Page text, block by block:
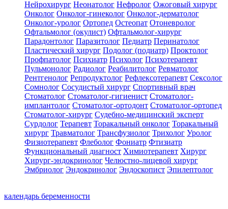
Нейрохирург Неонатолог Нефролог Ожоговый хирург
Онколог Онколог-гинеколог Онколог-дерматолог
Онколог-уролог Ортопед Остеопат Отоневролог
Офтальмолог (окулист) Офтальмолог-хирург
Парадонтолог Паразитолог Педиатр Перинатолог
Пластический хирург Подолог (подиатр) Проктолог
Профпатолог Психиатр Психолог Психотерапевт
Пульмонолог Радиолог Реабилитолог Ревматолог
Рентгенолог Репродуктолог Рефлексотерапевт Сексолог
Сомнолог Сосудистый хирург Спортивный врач
Стоматолог Стоматолог-гигиенист Стоматолог-
имплантолог Стоматолог-ортодонт Стоматолог-ортопед
Стоматолог-хирург Судебно-медицинский эксперт
Сурдолог Терапевт Торакальный онколог Торакальный
хирург Травматолог Трансфузиолог Трихолог Уролог
Физиотерапевт Флеболог Фониатр Фтизиатр
Функциональный диагност Химиотерапевт Хирург
Хирург-эндокринолог Челюстно-лицевой хирург
Эмбриолог Эндокринолог Эндоскопист Эпилептолог
календарь беременности